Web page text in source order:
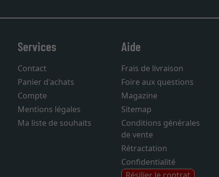
Services
Contact
Panier d'achats
Compte
Mentions légales
Ma liste de souhaits
Aide
Frais de livraison
Foire aux questions
Magazine
Sitemap
Conditions générales
de vente
Rétractation
Confidentialité
Résilier le contrat